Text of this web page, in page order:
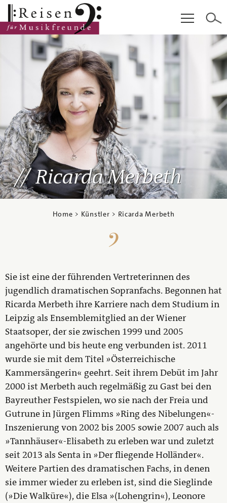
Hauptinhalt Fußzeile Cookie-Einstellungen
Ricarda Merbeth
Home > Künstler > Ricarda Merbeth
Sie ist eine der führenden Vertreterinnen des
jugendlich dramatischen Sopranfachs. Begonnen hat
Ricarda Merbeth ihre Karriere nach dem Studium in
Leipzig als Ensemblemitglied an der Wiener
Staatsoper, der sie zwischen 1999 und 2005
angehörte und bis heute eng verbunden ist. 2011
wurde sie mit dem Titel »Österreichische
Kammersängerin« geehrt. Seit ihrem Debüt im Jahr
2000 ist Merbeth auch regelmäßig zu Gast bei den
Bayreuther Festspielen, wo sie nach der Freia und
Gutrune in Jürgen Flimms »Ring des Nibelungen«-
Inszenierung von 2002 bis 2005 sowie 2007 auch als
»Tannhäuser«-Elisabeth zu erleben war und zuletzt
seit 2013 als Senta in »Der fliegende Holländer«.
Weitere Partien des dramatischen Fachs, in denen
sie immer wieder zu erleben ist, sind die Sieglinde
(»Die Walküre«), die Elsa »(Lohengrin«), Leonore